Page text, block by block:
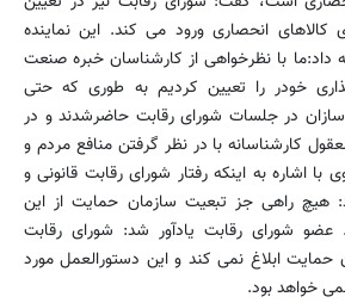
کالاهای انحصاری ورود می کند. این نماینده
با نظرخواهی از کارشناسان خبره صنعت
خودر را تعیین کردیم به طوری که حتی
در جلسات شورای رقابت حاضرشدند و در
کارشناسانه با در نظر گرفتن منافع مردم و
اشاره به اینکه رفتار شورای رقابت قانونی و
راهی جز تبعیت سازمان حمایت از این
عضو شورای رقابت یادآور شد: شورای رقابت
حمایت ابلاغ نمی کند و این دستورالعمل مورد
خواهد بود.